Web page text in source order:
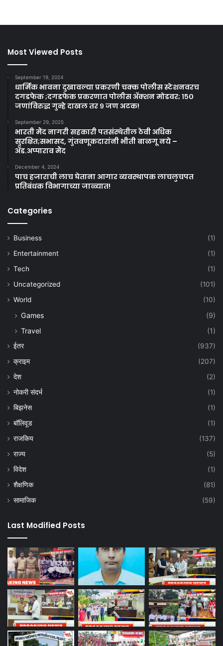
Most Viewed Posts
September 19, 2024
धार्मिक भावना दुखावल्या प्रकरणी चक्क पोलीस स्टेशनवरच
दगडफेक ;दगडफेक प्रकरणात पोलीस अ‍ॅक्शन मोडवर; १५०
जणांविरुद्ध गुन्हे दाखल तर ९ जण अटक!
September 29, 2025
भारती मैंद नागरी सहकारी पतसंस्थेतील ठेवी अधिक
सुरक्षित;सभासद, गुंतवणूकदारांनी भीती बाळगू नये –
ॲड.अप्पाराव मैंद
December 4, 2024
पाच हजाराची लाच घेताना आगार व्यवस्थापक लाचलुचपत
प्रतिबंधक विभागाच्या जाळ्यात!
Categories
Business
(1)
Entertainment
(1)
Tech
(1)
Uncategorized
(101)
World
(10)
Games
(9)
Travel
(1)
ईतर
(937)
क्राइम
(207)
देश
(2)
नोकरी संदर्भ
(1)
बिझनेस
(1)
बॉलिवूड
(1)
राजकिय
(137)
राज्य
(5)
विदेश
(1)
शैक्षणिक
(81)
सामाजिक
(59)
Last Modified Posts